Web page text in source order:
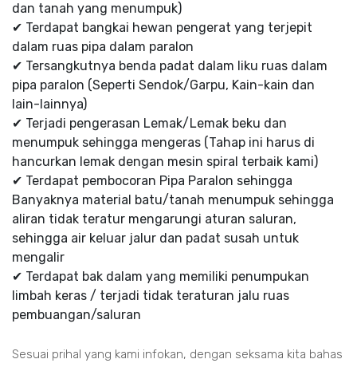
dan tanah yang menumpuk)
✔ Terdapat bangkai hewan pengerat yang terjepit
dalam ruas pipa dalam paralon
✔ Tersangkutnya benda padat dalam liku ruas dalam
pipa paralon (Seperti Sendok/Garpu, Kain-kain dan
lain-lainnya)
✔ Terjadi pengerasan Lemak/Lemak beku dan
menumpuk sehingga mengeras (Tahap ini harus di
hancurkan lemak dengan mesin spiral terbaik kami)
✔ Terdapat pembocoran Pipa Paralon sehingga
Banyaknya material batu/tanah menumpuk sehingga
aliran tidak teratur mengarungi aturan saluran,
sehingga air keluar jalur dan padat susah untuk
mengalir
✔ Terdapat bak dalam yang memiliki penumpukan
limbah keras / terjadi tidak teraturan jalu ruas
pembuangan/saluran
Sesuai prihal yang kami infokan, dengan seksama kita bahas